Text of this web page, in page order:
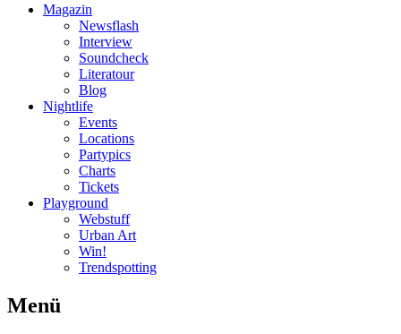
Magazin
Newsflash
Interview
Soundcheck
Literatour
Blog
Nightlife
Events
Locations
Partypics
Charts
Tickets
Playground
Webstuff
Urban Art
Win!
Trendspotting
Menü